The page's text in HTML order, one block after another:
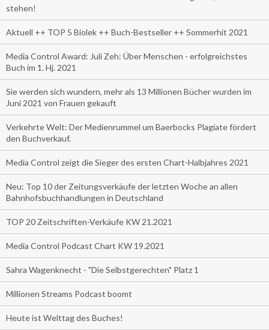
stehen!
Aktuell ++ TOP 5 Biolek ++ Buch-Bestseller ++ Sommerhit 2021
Media Control Award: Juli Zeh: Über Menschen - erfolgreichstes
Buch im 1. Hj. 2021
Sie werden sich wundern, mehr als 13 Millionen Bücher wurden im
Juni 2021 von Frauen gekauft
Verkehrte Welt: Der Medienrummel um Baerbocks Plagiate fördert
den Buchverkauf.
Media Control zeigt die Sieger des ersten Chart-Halbjahres 2021
Neu: Top 10 der Zeitungsverkäufe der letzten Woche an allen
Bahnhofsbuchhandlungen in Deutschland
TOP 20 Zeitschriften-Verkäufe KW 21.2021
Media Control Podcast Chart KW 19.2021
Sahra Wagenknecht - "Die Selbstgerechten" Platz 1
Millionen Streams Podcast boomt
Heute ist Welttag des Buches!